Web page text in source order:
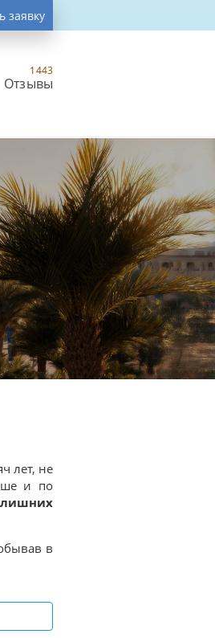
заявку
Отзывы
1443
лет, не
и по
лишних
в